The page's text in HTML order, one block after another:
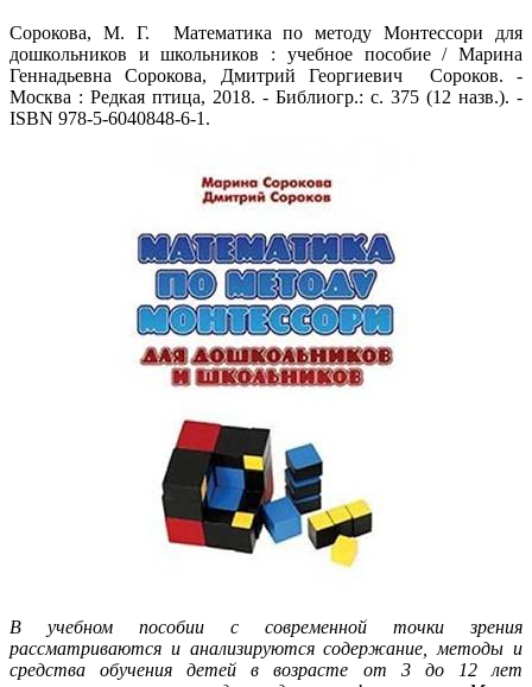
Сорокова, М. Г. Математика по методу Монтессори для
дошкольников и школьников : учебное пособие / Марина
Геннадьевна Сорокова, Дмитрий Георгиевич Сороков. -
Москва : Редкая птица, 2018. - Библиогр.: с. 375 (12 назв.). -
ISBN 978-5-6040848-6-1.
В учебном пособии с современной точки зрения
рассматриваются и анализируются содержание, методы и
средства обучения детей в возрасте от 3 до 12 лет